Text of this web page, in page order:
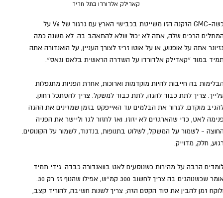
קאדילק אלדורדו בתל חדיד
כשה-GMC הזקנה הזו משייטת בכבישי הארץ עם גרגור של V6 על
הרכים שלה, אתה לא יכול שלא להתאהב בה. לא משנה כמה
אתה על אופנוע, או על אוטו זריז לצורך העניין, על הואנדורה אתה
במוד ״קאדילק אלדורדו על השדרה הראשית בלאס וגאס״.
בה חייבות להיות מוקדמות וארוכות, אחרת הפניות מתנפלות
צריך לתת כבוד להגה, לתת כבוד למשקל. צריך להסתכל רחוק.
מוקדם. לגרור את הבלמים עד האייפקס בזמן שמזינים את ההגה
לאט, כדי שהארגזים לא יזוזו. ואז לחזור לגז וליישר את הפניה
- לשמור על המשקל, לשלוט בתנופות, בנדנוד, לשמור על הקונוסים.
חלק, מדוייק.
הרבה על מהירות כשנוסעים לאט בוואנדורה כבדה. גידי תמיד
זמן להבין את סוד הקסם הזה; צריך לשנות חשיבה, להוריד קצב,